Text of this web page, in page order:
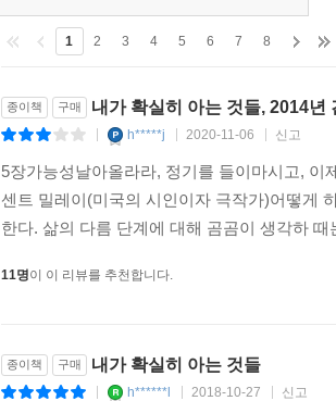
1 2 3 4 5 6 7 8
종이책 구매 내가 확실히 아는 것들, 2014년
h*****j 2020-11-06 신고
5장가능성날아올라라, 정기를 들이마시고,
센트 밀레이(미국의 시인이자 극작가)어떻게
한다. 삶의 다름 단계에 대해 곰곰이 생각하
11명이 이 리뷰를 추천합니다.
종이책 구매 내가 확실히 아는 것들
h******l 2018-10-27 신고